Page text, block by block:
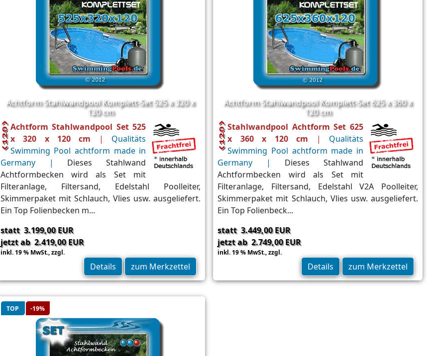
Achtform Stahlwandpool Komplett-Set 525 x 320 x
120 cm
Achtform Stahlwandpool Set 525
x 320 x 120 cm
| Qualitäts
Swimming Pool achtform made in
Germany | Dieses Stahlwand
Achtformbecken wird als Set mit
Filteranlage, Filtersand, Edelstahl Poolleiter,
Skimmerpaket mit Schlauch, Vlies usw. ausgeliefert.
Ein Top Folienbecken m...
statt 3.199,00 EUR
jetzt ab 2.419,00 EUR
inkl. 19 % MwSt.,zzgl.
Details zum Merkzettel
Achtform Stahlwandpool Komplett-Set 625 x 360 x
120 cm
Stahlwandpool Achtform Set 625
x 360 x 120 cm
| Qualitäts
Swimming Pool achtform made in
Germany | Dieses Stahlwand
Achtformbecken wird als Set mit
Filteranlage, Filtersand, Edelstahl V2A Poolleiter,
Skimmerpaket mit Schlauch, Vlies usw. ausgeliefert.
Ein Top Folienbeck...
statt 3.449,00 EUR
jetzt ab 2.749,00 EUR
inkl. 19 % MwSt.,zzgl.
Details zum Merkzettel
TOP -19%